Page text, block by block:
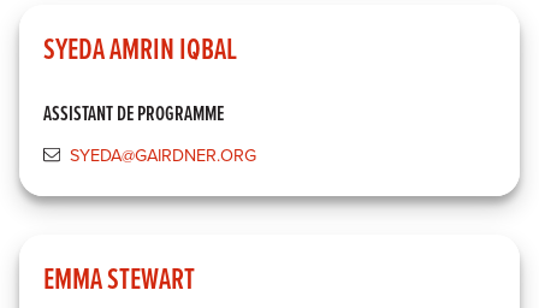
SYEDA AMRIN IQBAL
ASSISTANT DE PROGRAMME
SYEDA@GAIRDNER.ORG
EMMA STEWART